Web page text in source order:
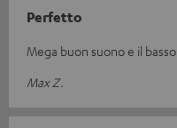
Perfetto
Mega buon suono e il
Max Z.